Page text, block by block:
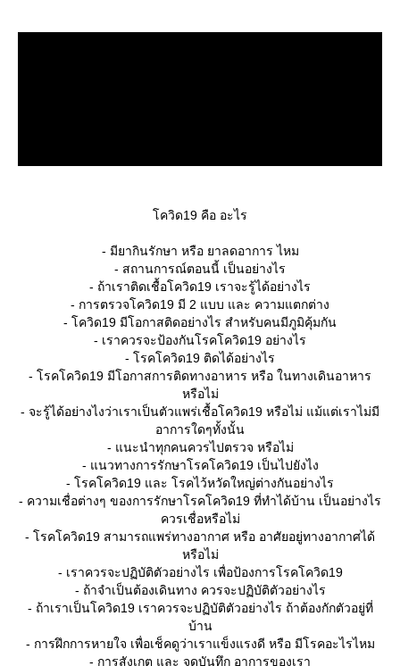
ควิด19 คือ อะไร
- มียากินรักษา หรือ ยาลดอาการ ไหม
- สถานการณ์ตอนนี้ เป็นอย่างไร
- ถ้าเราติดเชื้อโควิด19 เราจะรู้ได้อย่างไร
- การตรวจโควิด19 มี 2 แบบ และ ความแตกต่าง
- โควิด19 มีโอกาสติดอย่างไร สำหรับคนมีภูมิคุ้มกัน
- เราควรจะป้องกันโรคโควิด19 อย่างไร
- โรคโควิด19 ติดได้อย่างไร
- โรคโควิด19 มีโอกาสการติดทางอาหาร หรือ ในทางเดินอาหาร
หรือไม่
- จะรู้ได้อย่างไงว่าเราเป็นตัวแพร่เชื้อโควิด19 หรือไม่ แม้แต่เราไม่มี
อาการใดๆทั้งนั้น
- แนะนำทุกคนควรไปตรวจ หรือไม่
- แนวทางการรักษาโรคโควิด19 เป็นไปยังไง
- โรคโควิด19 และ โรคไว้หวัดใหญ่ต่างกันอย่างไร
- ความเชื่อต่างๆ ของการรักษาโรคโควิด19 ที่ทำได้บ้าน เป็นอย่างไร
ควรเชื่อหรือไม่
- โรคโควิด19 สามารถแพร่ทางอากาศ หรือ อาศัยอยู่ทางอากาศได้
หรือไม่
- เราควรจะปฏิบัติตัวอย่างไร เพื่อป้องการโรคโควิด19
- ถ้าจำเป็นต้องเดินทาง ควรจะปฏิบัติตัวอย่างไร
- ถ้าเราเป็นโควิด19 เราควรจะปฏิบัติตัวอย่างไร ถ้าต้องกักตัวอยู่ที่
บ้าน
- การฝึกการหายใจ เพื่อเช็คดูว่าเราแข็งแรงดี หรือ มีโรคอะไรไหม
- การสังเกต และ จดบันทึก อาการของเรา